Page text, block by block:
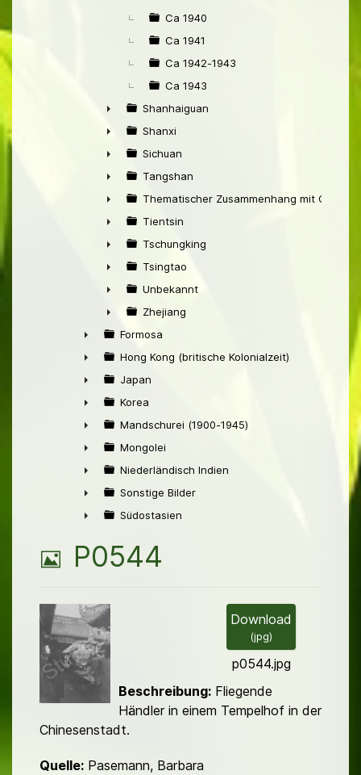
Ca 1940
Ca 1941
Ca 1942-1943
Ca 1943
►
Shanhaiguan
►
Shanxi
►
Sichuan
►
Tangshan
►
Thematischer Zusammenhang mit China
►
Tientsin
►
Tschungking
►
Tsingtao
►
Unbekannt
►
Zhejiang
►
Formosa
►
Hong Kong (britische Kolonialzeit)
►
Japan
►
Korea
►
Mandschurei (1900-1945)
►
Mongolei
►
Niederländisch Indien
►
Sonstige Bilder
Südostasien
B
l
d
P0544
Download
(jpg)
p0544.jpg
Beschreibung:Fliegende
Händler in einem Tempelhof in der
Chinesenstadt.
Quelle: Pasemann, Barbara